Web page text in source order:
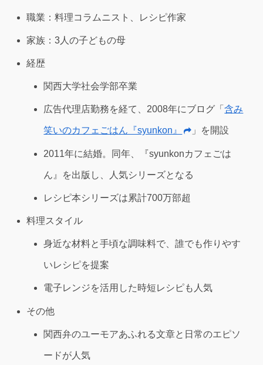
職業：料理コラムニスト、レシピ作家
家族：3人の子どもの母
経歴
関西大学社会学部卒業
広告代理店勤務を経て、2008年にブログ「含み
笑いのカフェごはん『syunkon』 」を開設
2011年に結婚。同年、『syunkonカフェごは
ん』を出版し、人気シリーズとなる
レシピ本シリーズは累計700万部超
料理スタイル
身近な材料と手頃な調味料で、誰でも作りやす
いレシピを提案
電子レンジを活用した時短レシピも人気
その他
関西弁のユーモアあふれる文章と日常のエピソ
ードが人気